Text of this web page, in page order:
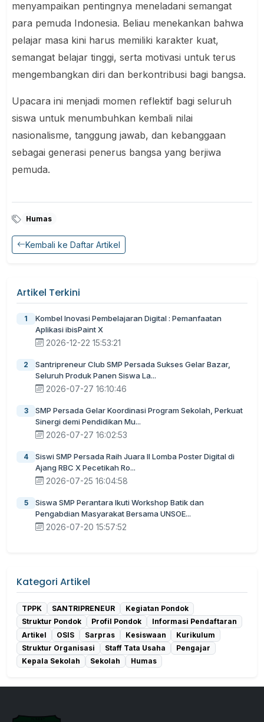
menyampaikan pentingnya meneladani semangat
para pemuda Indonesia. Beliau menekankan bahwa
pelajar masa kini harus memiliki karakter kuat,
semangat belajar tinggi, serta motivasi untuk terus
mengembangkan diri dan berkontribusi bagi bangsa.
Upacara ini menjadi momen reflektif bagi seluruh
siswa untuk menumbuhkan kembali nilai
nasionalisme, tanggung jawab, dan kebanggaan
sebagai generasi penerus bangsa yang berjiwa
pemuda.
Humas
Kembali ke Daftar Artikel
Artikel Terkini
1
Kombel Inovasi Pembelajaran Digital : Pemanfaatan
Aplikasi ibisPaint X
2026-12-22 15:53:21
2
Santripreneur Club SMP Persada Sukses Gelar Bazar,
Seluruh Produk Panen Siswa La...
2026-07-27 16:10:46
3
SMP Persada Gelar Koordinasi Program Sekolah, Perkuat
Sinergi demi Pendidikan Mu...
2026-07-27 16:02:53
4
Siswi SMP Persada Raih Juara II Lomba Poster Digital di
Ajang RBC X Pecetikah Ro...
2026-07-25 16:04:58
5
Siswa SMP Perantara Ikuti Workshop Batik dan
Pengabdian Masyarakat Bersama UNSOE...
2026-07-20 15:57:52
Kategori Artikel
TPPK SANTRIPRENEUR
Kegiatan Pondok
Struktur Pondok
Profil Pondok
Informasi Pendaftaran
Artikel
OSIS Sarpras Kesiswaan
Kurikulum
Struktur Organisasi
Staff Tata Usaha
Pengajar
Kepala Sekolah
Sekolah Humas